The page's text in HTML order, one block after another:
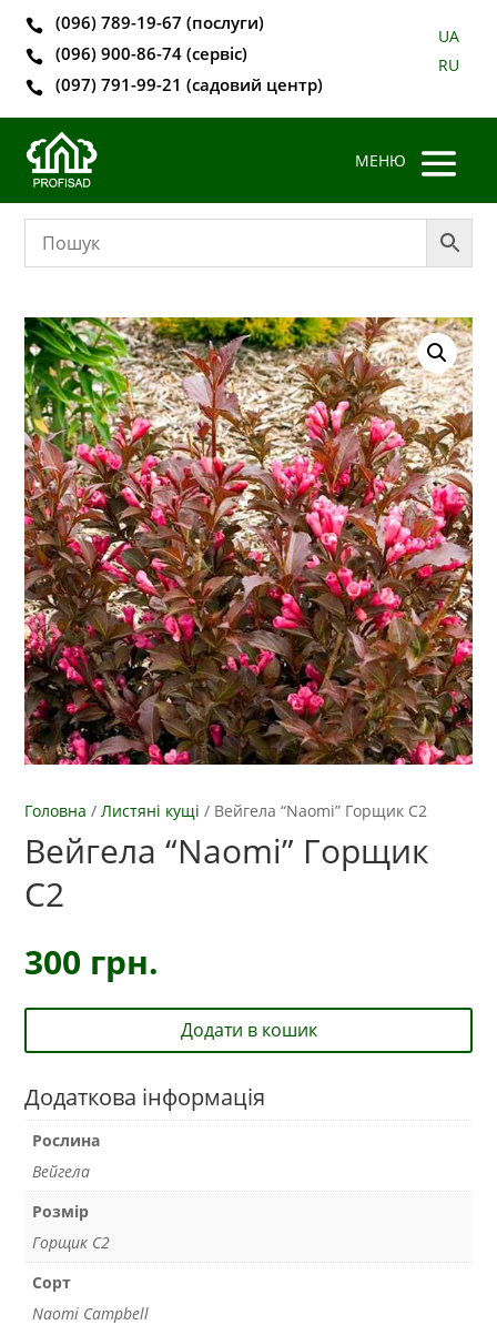
 (096) 789-19-67 (послуги)
 (096) 900-86-74 (сервіс)
 (097) 791-99-21 (садовий центр)
UA
RU
Головна /Листяні кущі / Вейгела “Naomi” Горщик С2
Вейгела “Naomi” Горщик
С2
300 грн.
Додати в кошик
Додаткова інформація
Рослина
Вейгела
Розмір
Горщик С2
Сорт
Naomi Campbell